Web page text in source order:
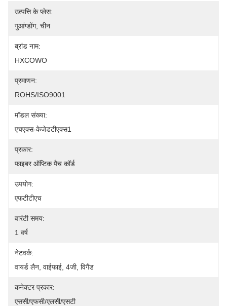
उत्पत्ति के प्लेस:
गुआंग्डोंग, चीन
ब्रांड नाम:
HXCOWO
प्रमाणन:
ROHS/ISO9001
मॉडल संख्या:
एचएक्स-केजेडटीएक्स1
प्रकार:
फाइबर ऑप्टिक पैच कॉर्ड
उपयोग:
एफटीटीएच
वारंटी समय:
1 वर्ष
नेटवर्क:
वायर्ड लैन, वाईफाई, 4जी, विगैंड
कनेक्टर प्रकार:
एससी/एफसी/एलसी/एसटी